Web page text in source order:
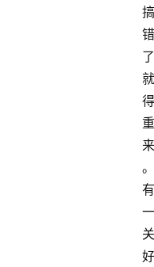
搞
错
了
就
得
重
来
。
有
一
关
好